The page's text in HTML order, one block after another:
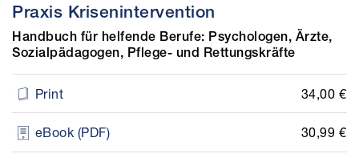
Praxis Krisenintervention
Handbuch für helfende Berufe: Psychologen, Ärzte,
Sozialpädagogen, Pflege- und Rettungskräfte
Print 34,00 €
eBook (PDF) 30,99 €